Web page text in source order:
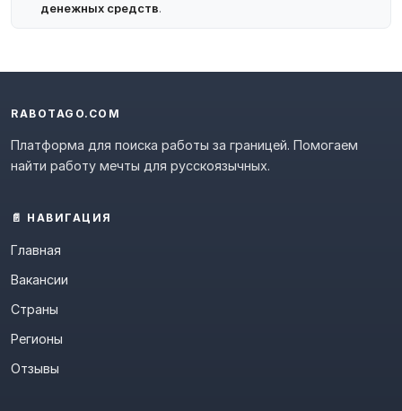
денежных средств.
RABOTAGO.COM
Платформа для поиска работы за границей. Помогаем
найти работу мечты для русскоязычных.
📄 НАВИГАЦИЯ
Главная
Вакансии
Страны
Регионы
Отзывы